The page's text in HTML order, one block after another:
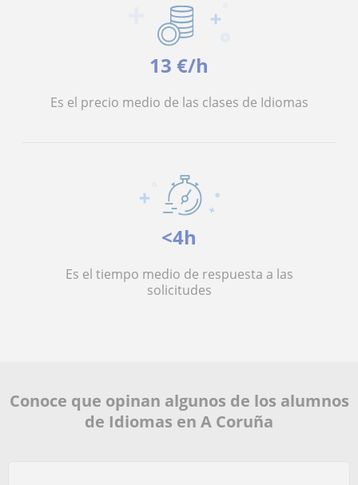
13 €/h
Es el precio medio de las clases de Idiomas
<4h
Es el tiempo medio de respuesta a las
solicitudes
Conoce que opinan algunos de los alumnos
de Idiomas en A Coruña